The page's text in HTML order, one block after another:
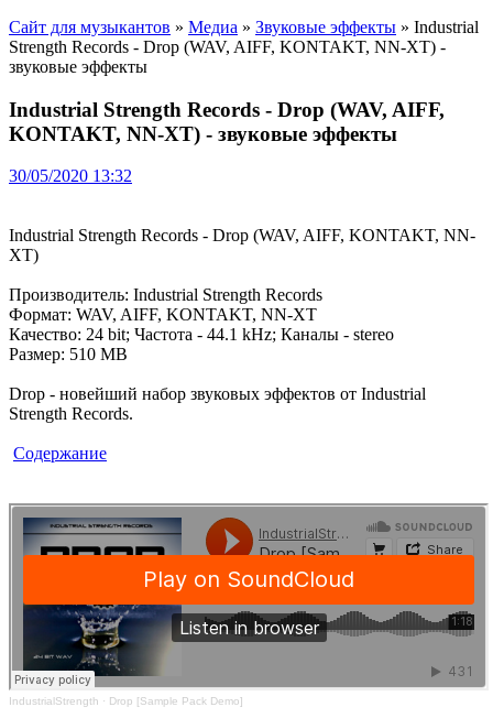
Сайт для музыкантов » Медиа » Звуковые эффекты » Industrial
Strength Records - Drop (WAV, AIFF, KONTAKT, NN-XT) -
звуковые эффекты
Industrial Strength Records - Drop (WAV, AIFF,
KONTAKT, NN-XT) - звуковые эффекты
30/05/2020 13:32
Industrial Strength Records - Drop (WAV, AIFF, KONTAKT, NN-
XT)
Производитель: Industrial Strength Records
Формат: WAV, AIFF, KONTAKT, NN-XT
Качество: 24 bit; Частота - 44.1 kHz; Каналы - stereo
Размер: 510 MB
Drop - новейший набор звуковых эффектов от Industrial
Strength Records.
Содержание
IndustrialStrength · Drop [Sample Pack Demo]